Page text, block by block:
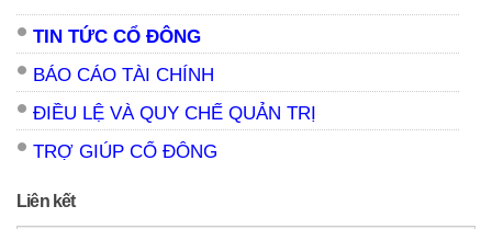
TIN TỨC CỔ ĐÔNG
BÁO CÁO TÀI CHÍNH
ĐIỀU LỆ VÀ QUY CHẾ QUẢN TRỊ
TRỢ GIÚP CỔ ĐÔNG
Liên kết